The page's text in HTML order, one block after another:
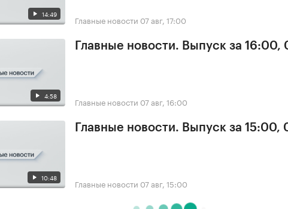
14:49 Главные новости 07 авг, 17:00
4:58
Главные новости. Выпуск за 16:00,
Главные новости 07 авг, 16:00
10:48
Главные новости. Выпуск за 15:00,
Главные новости 07 авг, 15:00